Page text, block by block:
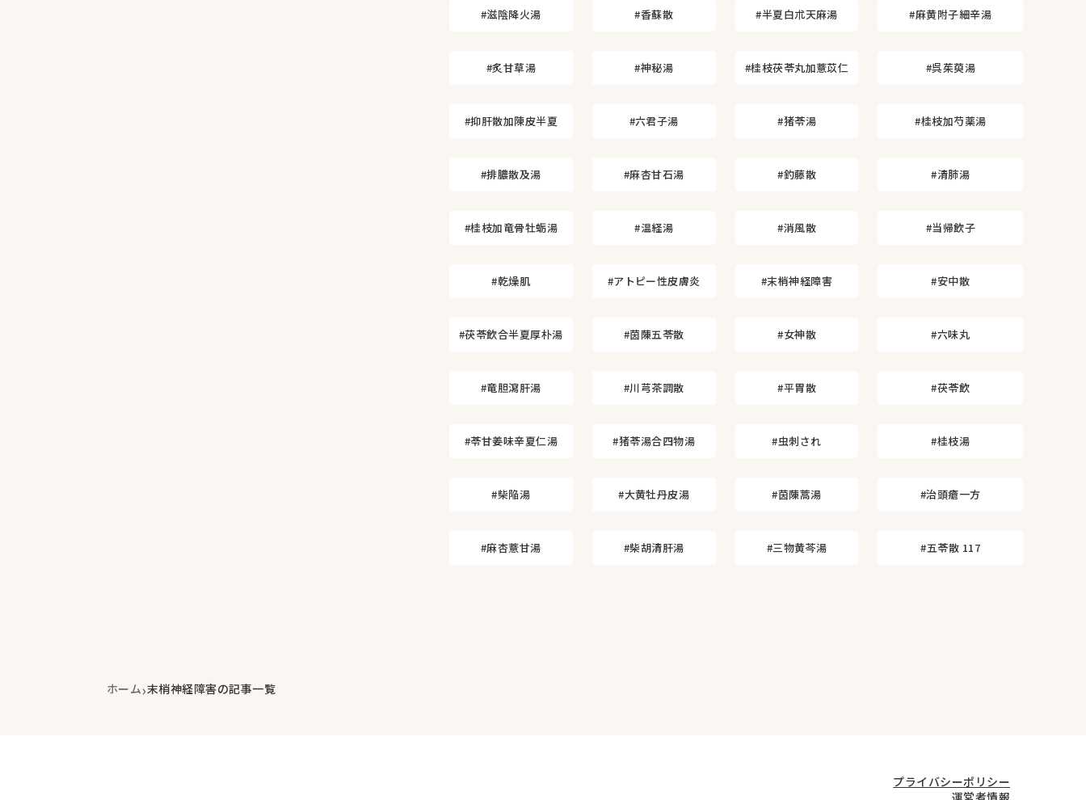
#滋陰降火湯 #香蘇散 #半夏白朮天麻湯 #麻黄附子細辛湯
#炙甘草湯 #神秘湯 #桂枝茯苓丸加薏苡仁 #呉茱萸湯
#抑肝散加陳皮半夏 #六君子湯 #猪苓湯 #桂枝加芍薬湯
#排膿散及湯 #麻杏甘石湯 #釣藤散 #清肺湯
#桂枝加竜骨牡蛎湯 #温経湯 #消風散 #当帰飲子
#乾燥肌 #アトピー性皮膚炎 #末梢神経障害 #安中散
#茯苓飲合半夏厚朴湯 #茵蔯五苓散 #女神散 #六味丸
#竜胆瀉肝湯 #川芎茶調散 #平胃散 #茯苓飲
#苓甘姜味辛夏仁湯 #猪苓湯合四物湯 #虫刺され #桂枝湯
#柴陥湯 #大黄牡丹皮湯 #茵蔯蒿湯 #治頭瘡一方
#麻杏薏甘湯 #柴胡清肝湯 #三物黄芩湯 #五苓散 117
ホーム›末梢神経障害の記事一覧
プライバシーポリシー